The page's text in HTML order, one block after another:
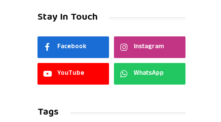
Stay In Touch
Facebook Instagram
YouTube WhatsApp
Tags